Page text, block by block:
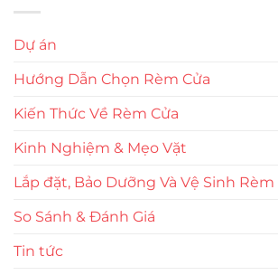
Dự án
Hướng Dẫn Chọn Rèm Cửa
Kiến Thức Về Rèm Cửa
Kinh Nghiệm & Mẹo Vặt
Lắp đặt, Bảo Dưỡng Và Vệ Sinh Rèm
So Sánh & Đánh Giá
Tin tức